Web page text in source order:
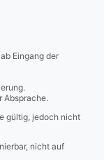
Eingang der
Absprache.
gültig, jedoch nicht
nicht auf